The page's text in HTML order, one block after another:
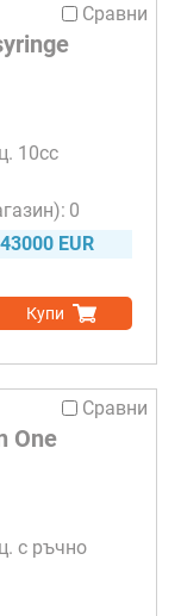
Сравни
10cc
0
EUR
Купи
Сравни
One
с ръчно